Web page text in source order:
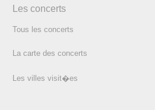
Les concerts
Tous les concerts
La carte des concerts
Les villes visit�es